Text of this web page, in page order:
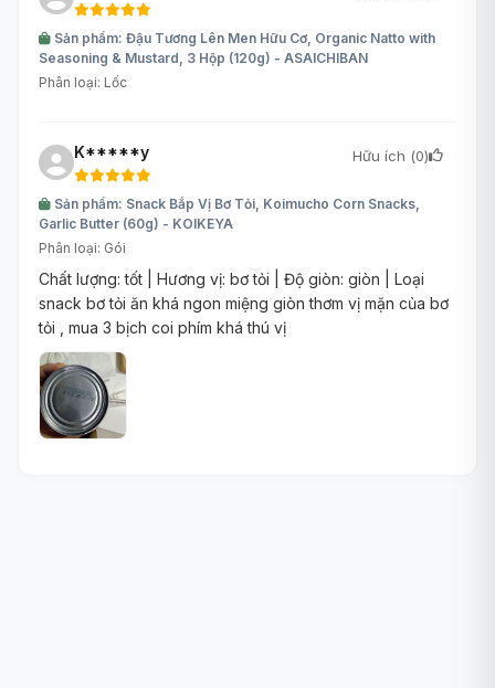
Sản phẩm: Đậu Tương Lên Men Hữu Cơ, Organic Natto with
Seasoning & Mustard, 3 Hộp (120g) - ASAICHIBAN
Phân loại: Lốc
K*****y Hữu ích (0)
Sản phẩm: Snack Bắp Vị Bơ Tỏi, Koimucho Corn Snacks,
Garlic Butter (60g) - KOIKEYA
Phân loại: Gói
Chất lượng: tốt | Hương vị: bơ tỏi | Độ giòn: giòn | Loại
snack bơ tỏi ăn khá ngon miệng giòn thơm vị mặn của bơ
tỏi , mua 3 bịch coi phím khá thú vị